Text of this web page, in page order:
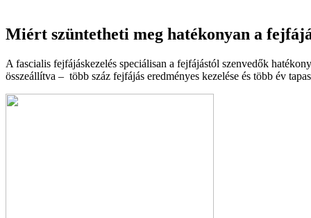
Miért szüntetheti meg hatékonyan a
A fascialis fejfájáskezelés speciálisan a fejfájástól szenvedők
összeállítva – több száz fejfájás eredményes kezelése és több év